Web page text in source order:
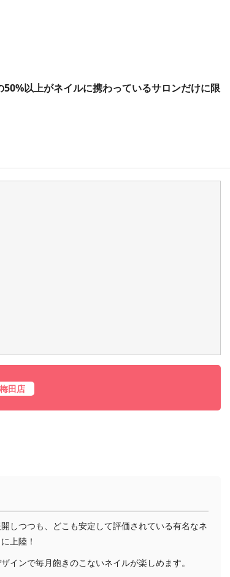
以上がネイルに携わっているサロンだけに限
田店
しつつも、どこも安定して評価されている有名なネ
上陸！
インで毎月飽きのこないネイルが楽しめます。